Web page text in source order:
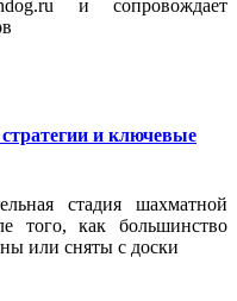
и сопровождает
и ключевые
стадия шахматной
того, как большинство
или сняты с доски